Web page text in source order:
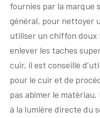
fournies par la marque
général, pour nettoyer
utiliser un chiffon doux
enlever les taches
cuir, il est conseillé
pour le cuir et de
pas abîmer le matériau.
à la lumière directe du